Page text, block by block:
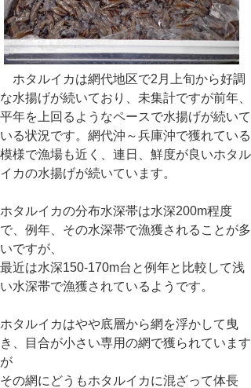
ホタルイカは網代地区で2月上旬から好調
な水揚げが続いており、未集計ですが前年、
平年を上回るようなペースで水揚げが続いて
いる状況です。網代沖～兵庫沖で獲れている
模様で漁場も近く、連日、鮮度が良いホタル
イカの水揚げが続いています。
ホタルイカの分布水深帯は水深200m程度
で、例年、その水深帯で漁獲されることが多
いですが、
最近は水深150-170m台と例年と比較して浅
い水深帯で漁獲されているようです。
ホタルイカはやや底層から網を浮かして曳
き、目合が小さい専用の網で獲られています
が
その網にどうもホタルイカに混ざって体長